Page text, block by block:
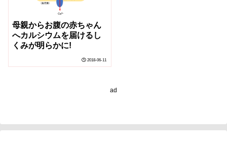
母親からお腹の赤ちゃん
へカルシウムを届けるし
くみが明らかに!
2018-06-11
ad